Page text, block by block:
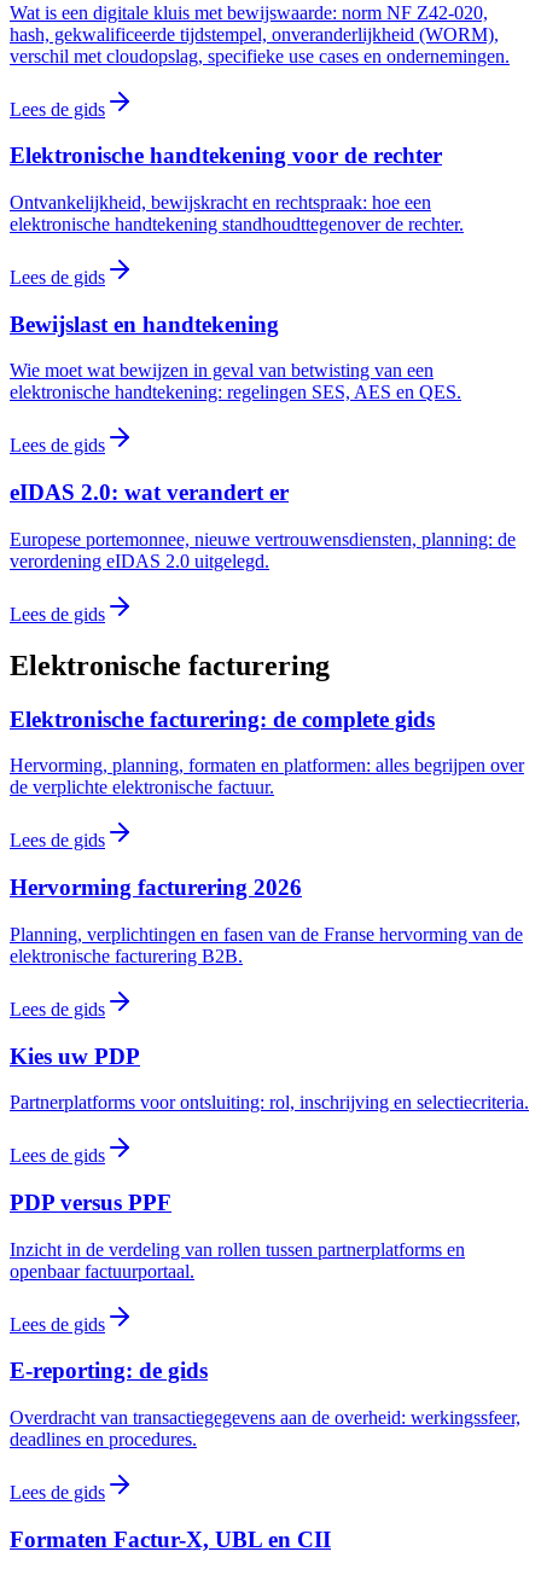
Wat is een digitale kluis met bewijswaarde: norm NF Z42-020,
hash, gekwalificeerde tijdstempel, onveranderlijkheid (WORM),
verschil met cloudopslag, specifieke use cases en ondernemingen.
Lees de gids
Elektronische handtekening voor de rechter
Ontvankelijkheid, bewijskracht en rechtspraak: hoe een
elektronische handtekening standhoudttegenover de rechter.
Lees de gids
Bewijslast en handtekening
Wie moet wat bewijzen in geval van betwisting van een
elektronische handtekening: regelingen SES, AES en QES.
Lees de gids
eIDAS 2.0: wat verandert er
Europese portemonnee, nieuwe vertrouwensdiensten, planning: de
verordening eIDAS 2.0 uitgelegd.
Lees de gids
Elektronische facturering
Elektronische facturering: de complete gids
Hervorming, planning, formaten en platformen: alles begrijpen over
de verplichte elektronische factuur.
Lees de gids
Hervorming facturering 2026
Planning, verplichtingen en fasen van de Franse hervorming van de
elektronische facturering B2B.
Lees de gids
Kies uw PDP
Partnerplatforms voor ontsluiting: rol, inschrijving en selectiecriteria.
Lees de gids
PDP versus PPF
Inzicht in de verdeling van rollen tussen partnerplatforms en
openbaar factuurportaal.
Lees de gids
E-reporting: de gids
Overdracht van transactiegegevens aan de overheid: werkingssfeer,
deadlines en procedures.
Lees de gids
Formaten Factur-X, UBL en CII